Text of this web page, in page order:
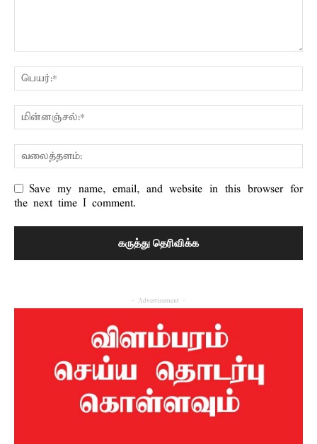
Save my name, email, and website in this browser for
the next time I comment.
- Advertisement -